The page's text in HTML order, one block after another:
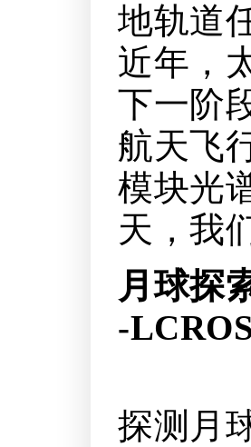
地轨道
近年，
下一阶
航天飞
模块光
天，我
月球探
-
探测月